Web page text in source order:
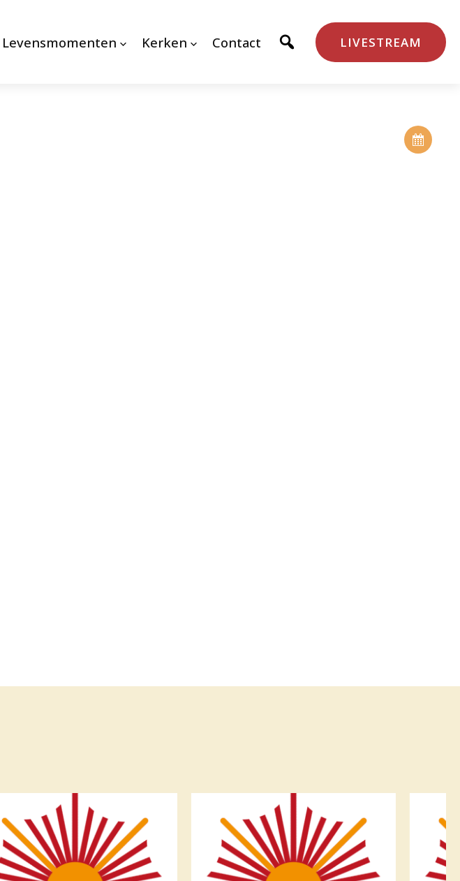
Levensmomenten Kerken Contact LIVESTREAM